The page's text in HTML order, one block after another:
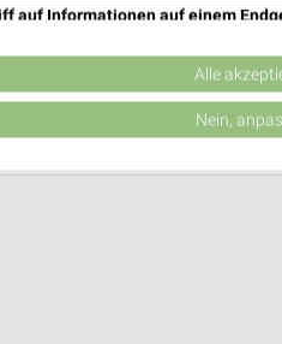
Eppingen
09:00 - 20:00 Uhr | Geschlossen
auf Informationen auf einem
zur Auswahl von
personalisierte Werbung
Alle
Nein,